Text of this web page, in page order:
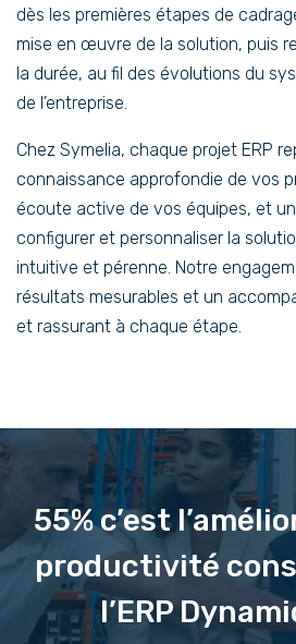
dès les premières étapes de
mise en œuvre de la solution, puis
la durée, au fil des évolutions du
de l’entreprise.
Chez Symelia, chaque projet ERP
connaissance approfondie de vos
écoute active de vos équipes, et
configurer et personnaliser la
intuitive et pérenne. Notre
résultats mesurables et un
et rassurant à chaque étape.
55% c’est
productivité
l’ERP